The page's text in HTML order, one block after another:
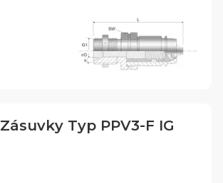
Zásuvky Typ PPV3-F IG